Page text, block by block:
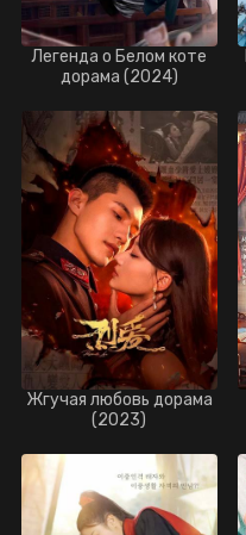
Легенда о Белом коте
дорама (2024)
Жгучая любовь дорама
(2023)